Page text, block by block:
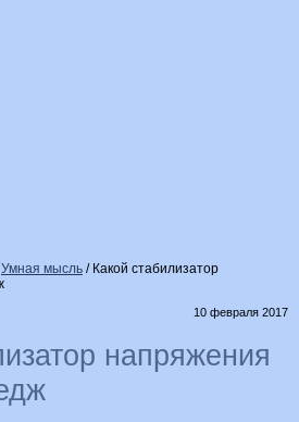
Умная мысль / Какой стабилизатор
10 февраля 2017
напряжения